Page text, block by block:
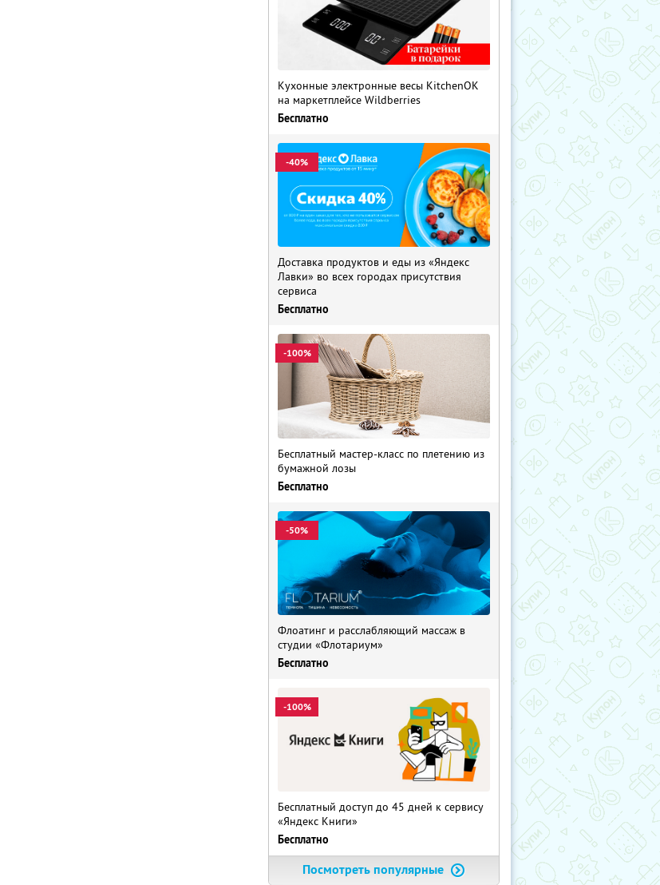
Кухонные электронные весы KitchenOK
на маркетплейсе Wildberries
Бесплатно
-40%
Доставка продуктов и еды из «Яндекс
Лавки» во всех городах присутствия
сервиса
Бесплатно
-100%
Бесплатный мастер-класс по плетению из
бумажной лозы
Бесплатно
-50%
Флоатинг и расслабляющий массаж в
студии «Флотариум»
Бесплатно
-100%
Бесплатный доступ до 45 дней к сервису
«Яндекс Книги»
Бесплатно
Посмотреть популярные